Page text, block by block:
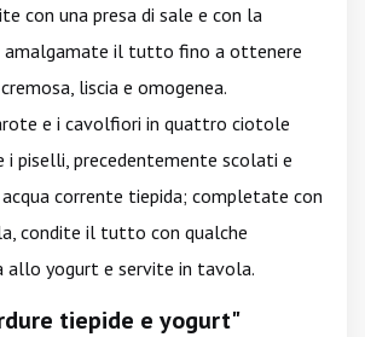
con una presa di sale e con la
amalgamate il tutto fino a ottenere
liscia e omogenea.
e i cavolfiori in quattro ciotole
i piselli, precedentemente scolati e
corrente tiepida; completate con
condite il tutto con qualche
allo yogurt e servite in tavola.
tiepide e yogurt"